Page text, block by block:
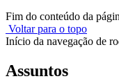
Fim do conteúdo da
Voltar para o topo
Início da navegação de
Assuntos